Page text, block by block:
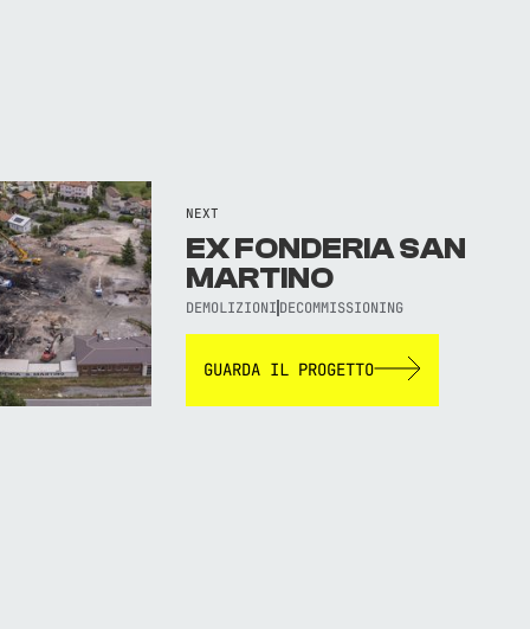
NEXT
EX FONDERIA SAN
MARTINO
DEMOLIZIONI DECOMMISSIONING
GUARDA IL PROGETTO